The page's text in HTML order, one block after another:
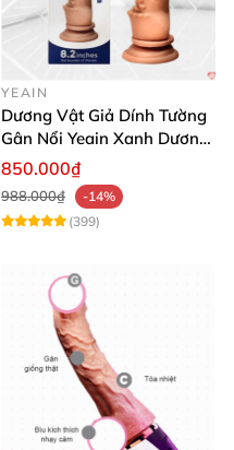
YEAIN
Dương Vật Giả Dính Tường
Gân Nổi Yeain Xanh Dương
8.2 Siêu Thật
850.000₫
988.000₫
-14%
(399)